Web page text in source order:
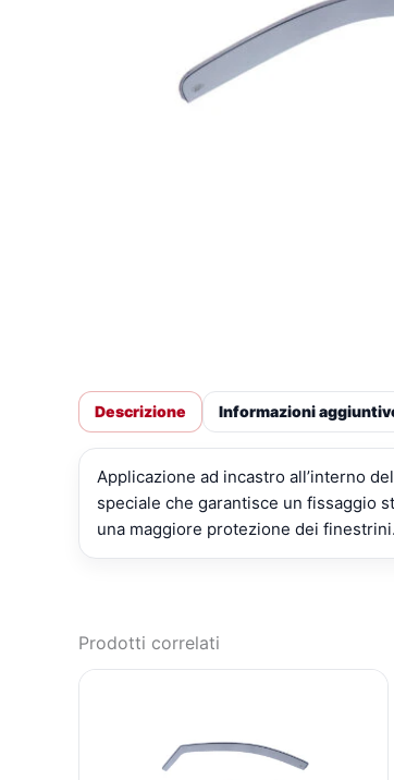
Descrizione Informazioni
Applicazione ad incastro all’interno
speciale che garantisce un fissaggio
una maggiore protezione dei finestrini.
Prodotti correlati
€73,81.